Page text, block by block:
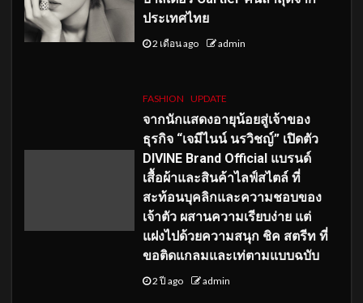
ประเทศไทย
2 เดือน ago admin
FASHION UPDATE
จากนักแสดงอายุน้อยสู่เจ้าของ
ธุรกิจ “เจมีไนน์ นรวิชญ์” เปิดตัว
DIVINE Brand Official แบรนด์
เสื้อผ้าและสินค้าไลฟ์สไตล์ ที่
สะท้อนบุคลิกและความชอบของ
เจ้าตัว ผสานความเรียบง่าย แต่
แฝงไปด้วยความสนุก ชิค สตรีท ที่
ขอติดแกลมและเท่ตามแบบฉบับ
2 ปี ago admin